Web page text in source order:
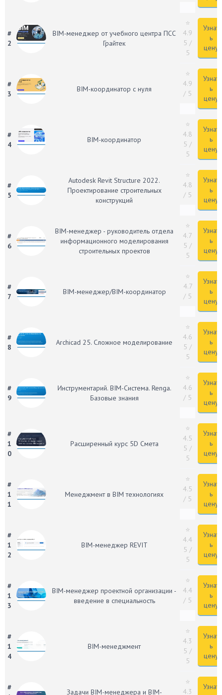
#
2
BIM-менеджер от учебного центра ПСС
Грайтек
⭐
4.9
5 /
5
Узнат
ь
цену
#
3
BIM-координатор с нуля
⭐
4.9
/ 5
Узнат
ь
цену
#
4
BIM-координатор
⭐
4.8
5 /
5
Узнат
ь
цену
#
5
Autodesk Revit Structure 2022.
Проектирование строительных
конструкций
⭐
4.8
/ 5
Узнат
ь
цену
#
6
BIM-менеджер - руководитель отдела
информационного моделирования
строительных проектов
⭐
4.7
5 /
5
Узнат
ь
цену
#
7
BIM-менеджер/BIM-координатор
⭐
4.7
/ 5
Узнат
ь
цену
#
8
Archicad 25. Сложное моделирование
⭐
4.6
5 /
5
Узнат
ь
цену
#
9
Инструментарий. BIM-Система. Renga.
Базовые знания
⭐
4.6
/ 5
Узнат
ь
цену
#
1
0
Расширенный курс 5D Смета
⭐
4.5
5 /
5
Узнат
ь
цену
#
1
1
Менеджмент в BIM технологиях
⭐
4.5
/ 5
Узнат
ь
цену
#
1
2
BIM-менеджер REVIT
⭐
4.4
5 /
5
Узнат
ь
цену
#
1
3
BIM-менеджер проектной организации -
введение в специальность
⭐
4.4
/ 5
Узнат
ь
цену
#
1
4
BIM-менеджмент
⭐
4.3
5 /
5
Узнат
ь
цену
#
Задачи BIM-менеджера и BIM-
⭐
4.3
Узнат